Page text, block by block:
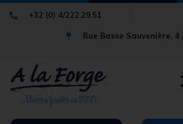
+32 (0) 4/222.29.51
Rue Basse Sauvenière, 4